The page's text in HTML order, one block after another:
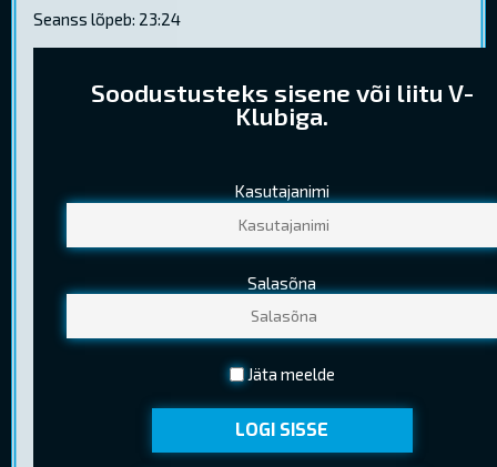
4K
Seanss lõpeb: 23:24
Soodustusteks sisene või liitu V-
Klubiga.
Kasutajanimi
Salasõna
Jäta meelde
LOGI SISSE
PILETIHINNAD
Tavapilet 10,30 €
Lapsepilet 6,40 €
(Kehtib EV pensionitunnistuse esitamisel)